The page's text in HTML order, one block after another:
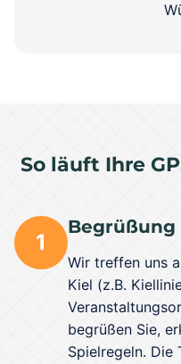
So läuft Ihre
1
Begrüßung
Wir treffen uns
Kiel (z.B.
begrüßen Sie,
Spielregeln. Die